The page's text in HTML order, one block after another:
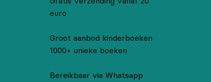
euro
Groot aanbod kinderboeken
1000+ unieke boeken
Bereikbaar via Whatsapp